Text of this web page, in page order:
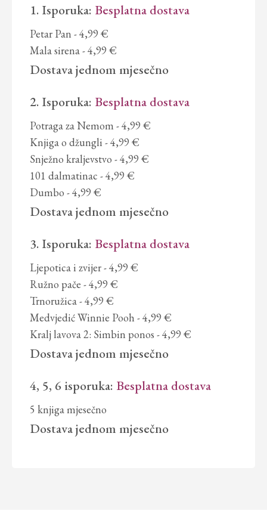
1. Isporuka: Besplatna dostava
Petar Pan - 4,99 €
Mala sirena- 4,99 €
Dostavajednom mjesečno
2. Isporuka: Besplatna dostava
Potraga za Nemom - 4,99 €
Knjiga o džungli- 4,99 €
Snježno kraljevstvo - 4,99 €
101 dalmatinac- 4,99 €
Dumbo- 4,99 €
Dostavajednom mjesečno
3. Isporuka: Besplatna dostava
Ljepotica i zvijer- 4,99 €
Ružno pače- 4,99 €
Trnoružica- 4,99 €
Medvjedić Winnie Pooh- 4,99 €
Kralj lavova 2: Simbin ponos- 4,99 €
Dostavajednom mjesečno
4, 5, 6 isporuka: Besplatna dostava
5 knjigamjesečno
Dostavajednom mjesečno